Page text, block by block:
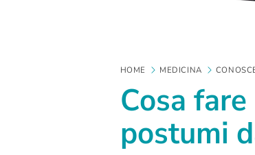
HOME MEDICINA
Cosa
postumi